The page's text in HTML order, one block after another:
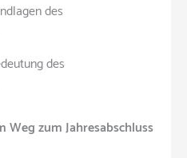
des
des
zum Jahresabschluss